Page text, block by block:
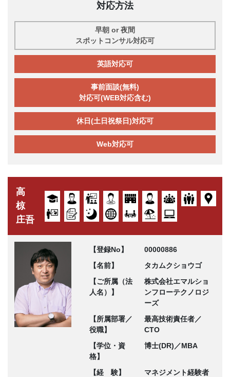
対応方法
早朝 or 夜間
スポットコンサル対応可
英語対応可
事前面談(無料)
対応可(WEB対応含む)
休日(土日祝祭日)対応可
Web対応可
高
椋
庄吾
【登録No】
00000886
【名前】
タカムクショウゴ
【ご所属（法
人名）】
株式会社エマルショ
ンフローテクノロジ
ーズ
【所属部署／
役職】
最高技術責任者／
CTO
【学位・資
格】
博士(DR)／MBA
【経 験】
マネジメント経験者